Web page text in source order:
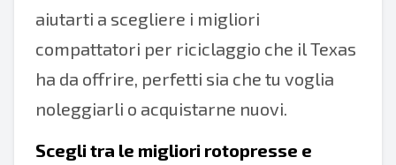
aiutarti a scegliere i migliori
compattatori per riciclaggio che il Texas
ha da offrire, perfetti sia che tu voglia
noleggiarli o acquistarne nuovi.
Scegli tra le migliori rotopresse e